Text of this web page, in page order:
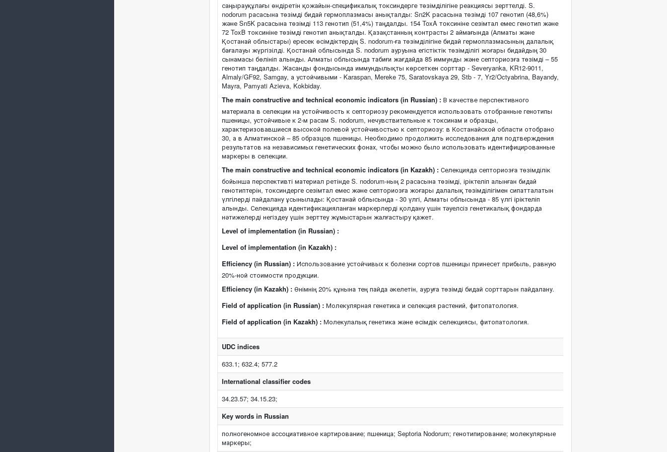
саңырауқұлағы өндіретін қожайын-спецификалық токсиндерге төзімділігіне реакциясы зерттелді. S.
nodorum расасына төзімді бидай гермоплазмасы анықталды: Sn2K расасына төзімді 107 генотип (48,6%)
және Sn5K расасына төзімді 113 генотип (51,4%) таңдалды. 154 ToxA токсиніне сезімтал емес генотип және
72 ToxB токсиніне төзімді генотип анықталды. Қазақстанның контрасты 2 аймағында (Алматы және
Қостанай облыстары) ересек өсімдіктердің S. nodorum-ға төзімділігіне бидай гермоплазмасының далалық
бағалауы жүргізілді. Қостанай облысында S. nodorum ауруына егістіктік төзімділігі жоғары бидайдың 30
сынамасы бөлініп алынды. Алматы облысында табиғи жағдайда 85 иммунды және септориозға төзімді – 55
генотип таңдалды. Жасанды фондысында иммундылықты көрсеткен сорттар - Severyanka, KR12-9011,
Almaly/GF92, Samgay, а устойчивыми - Karaspan, Mereke 75, Saratovskaya 29, Stb - 7, Yr2/Octyabrina, Bayandy,
Mayra, Pamyati Azieva, Kokbiday.
The main constructive and technical economic indicators (in Russian) : В качестве перспективного
материала в селекции на устойчивость к септориозу рекомендуется использовать отобранные генотипы
пшеницы, устойчивые к 2-м расам S. nodorum, нечувствительные к токсинам и образцы,
характеризовавшиеся высокой полевой устойчивостью к септориозу: в Костанайской области отобрано
30, а в Алматинской – 85 образцов пшеницы. Необходимо продолжить исследования для подтверждения
результатов на независимых генетических фонах, чтобы можно было использовать идентифицированные
маркеры в селекции.
The main constructive and technical economic indicators (in Kazakh) : Селекцияда септориозға төзімділік
бойынша перспективті материал ретінде S. nodorum-ның 2 расасына төзімді, іріктеліп алынған бидай
генотиптерін, токсиндерге сезімтал емес және септориозға жоғары далалық төзімділігімен сипатталатын
үлгілерді пайдалану ұсынылады: Қостанай облысында - 30 үлгі, Алматы облысында - 85 үлгі іріктеліп
алынды. Селекцияда идентификацияланған маркерлерді қолдану үшін тәуелсіз генетикалық фондарда
нәтижелерді негіздеу үшін зерттеу жұмыстарын жалғастыру қажет.
Level of implementation (in Russian) :
Level of implementation (in Kazakh) :
Efficiency (in Russian) : Использование устойчивых к болезни сортов пшеницы принесет прибыль, равную
20%-ной стоимости продукции.
Efficiency (in Kazakh) : Өнімнің 20% құнына тең пайда әкелетін, ауруға төзімді бидай сорттарын пайдалану.
Field of application (in Russian) : Молекулярная генетика и селекция растений, фитопатология.
Field of application (in Kazakh) : Молекулалық генетика және өсімдік селекциясы, фитопатология.
UDC indices
633.1; 632.4; 577.2
International classifier codes
34.23.57; 34.15.23;
Key words in Russian
полногеномное ассоциативное картирование; пшеница; Septoria Nodorum; генотипирование; молекулярные
маркеры;